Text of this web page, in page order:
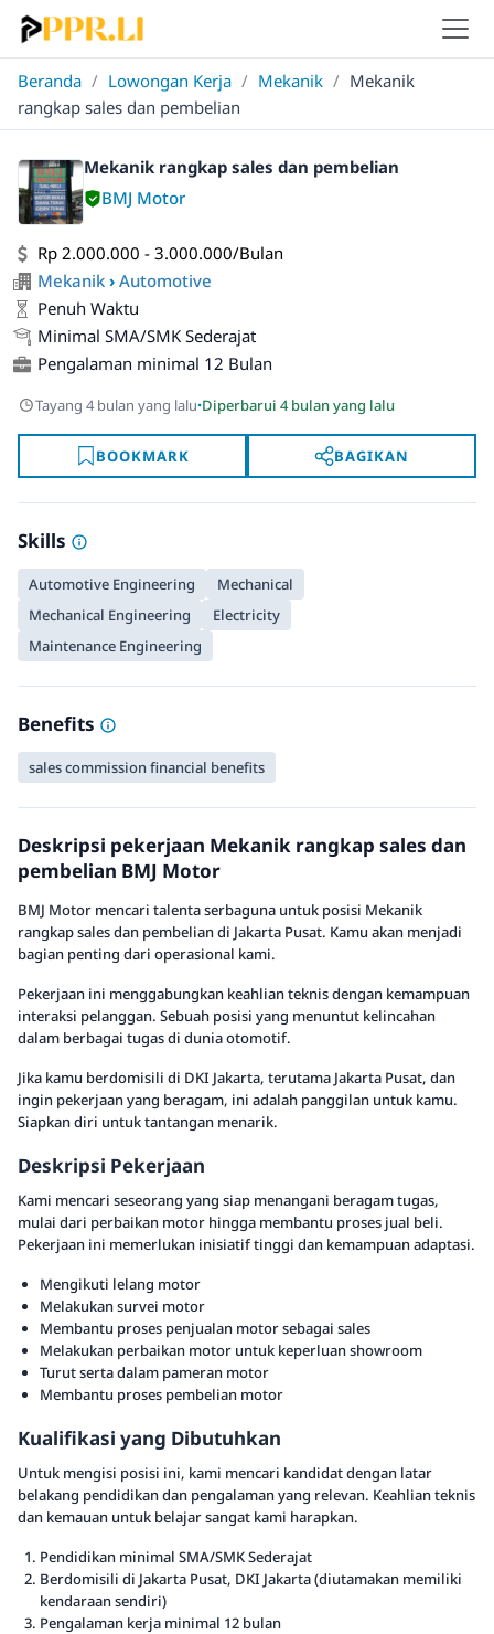
Beranda / Lowongan Kerja / Mekanik / Mekanik
rangkap sales dan pembelian
Mekanik rangkap sales dan pembelian
BMJ Motor
Rp 2.000.000 - 3.000.000/Bulan
Mekanik › Automotive
Penuh Waktu
Minimal SMA/SMK Sederajat
Pengalaman minimal 12 Bulan
Tayang 4 bulan yang lalu·Diperbarui 4 bulan yang lalu
BOOKMARK BAGIKAN
Skills
Automotive Engineering
Mechanical
Mechanical Engineering
Electricity
Maintenance Engineering
Benefits
sales commission financial benefits
Deskripsi pekerjaan Mekanik rangkap sales dan
pembelian BMJ Motor
BMJ Motor mencari talenta serbaguna untuk posisi Mekanik
rangkap sales dan pembelian di Jakarta Pusat. Kamu akan menjadi
bagian penting dari operasional kami.
Pekerjaan ini menggabungkan keahlian teknis dengan kemampuan
interaksi pelanggan. Sebuah posisi yang menuntut kelincahan
dalam berbagai tugas di dunia otomotif.
Jika kamu berdomisili di DKI Jakarta, terutama Jakarta Pusat, dan
ingin pekerjaan yang beragam, ini adalah panggilan untuk kamu.
Siapkan diri untuk tantangan menarik.
Deskripsi Pekerjaan
Kami mencari seseorang yang siap menangani beragam tugas,
mulai dari perbaikan motor hingga membantu proses jual beli.
Pekerjaan ini memerlukan inisiatif tinggi dan kemampuan adaptasi.
Mengikuti lelang motor
Melakukan survei motor
Membantu proses penjualan motor sebagai sales
Melakukan perbaikan motor untuk keperluan showroom
Turut serta dalam pameran motor
Membantu proses pembelian motor
Kualifikasi yang Dibutuhkan
Untuk mengisi posisi ini, kami mencari kandidat dengan latar
belakang pendidikan dan pengalaman yang relevan. Keahlian teknis
dan kemauan untuk belajar sangat kami harapkan.
Pendidikan minimal SMA/SMK Sederajat
Berdomisili di Jakarta Pusat, DKI Jakarta (diutamakan memiliki
kendaraan sendiri)
Pengalaman kerja minimal 12 bulan